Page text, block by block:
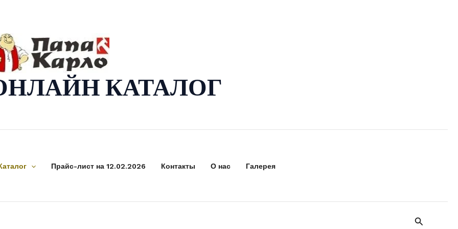
КАТАЛОГ
Прайс-лист на 12.02.2026 Контакты О нас Галерея
Поиск